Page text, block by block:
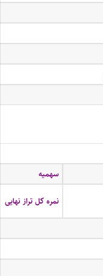
سهمیه
نمره کل تراز نهایی